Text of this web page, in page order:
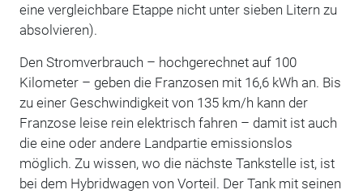
eine vergleichbare Etappe nicht unter sieben Litern zu
absolvieren).
Den Stromverbrauch – hochgerechnet auf 100
Kilometer – geben die Franzosen mit 16,6 kWh an. Bis
zu einer Geschwindigkeit von 135 km/h kann der
Franzose leise rein elektrisch fahren – damit ist auch
die eine oder andere Landpartie emissionslos
möglich. Zu wissen, wo die nächste Tankstelle ist, ist
bei dem Hybridwagen von Vorteil. Der Tank mit seinen